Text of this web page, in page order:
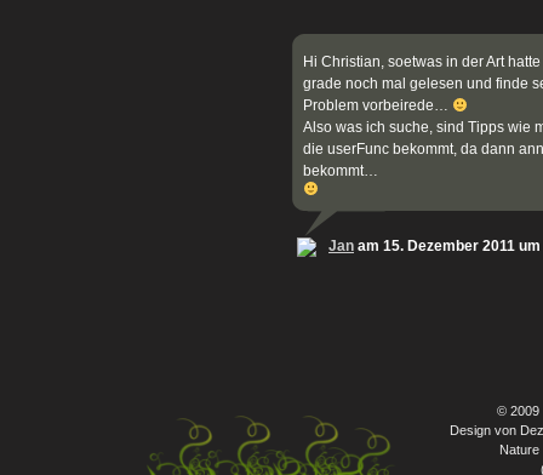
Hi Christian, soetwas in der Art
grade noch mal gelesen und finde
Problem vorbeirede…
Also was ich suche, sind Tipps wie
die userFunc bekommt, da dann
bekommt…
Jan am 15. Dezember 2011
© 2009
Design von
Nature